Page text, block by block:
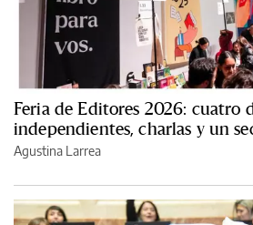
Feria de Editores 2026: cuatro
independientes, charlas y un
Agustina Larrea